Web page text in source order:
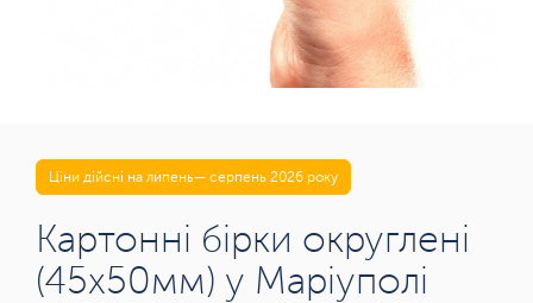
Ціни дійсні на липень— серпень 2026 року
Картонні бірки округлені
(45х50мм) у Маріуполі